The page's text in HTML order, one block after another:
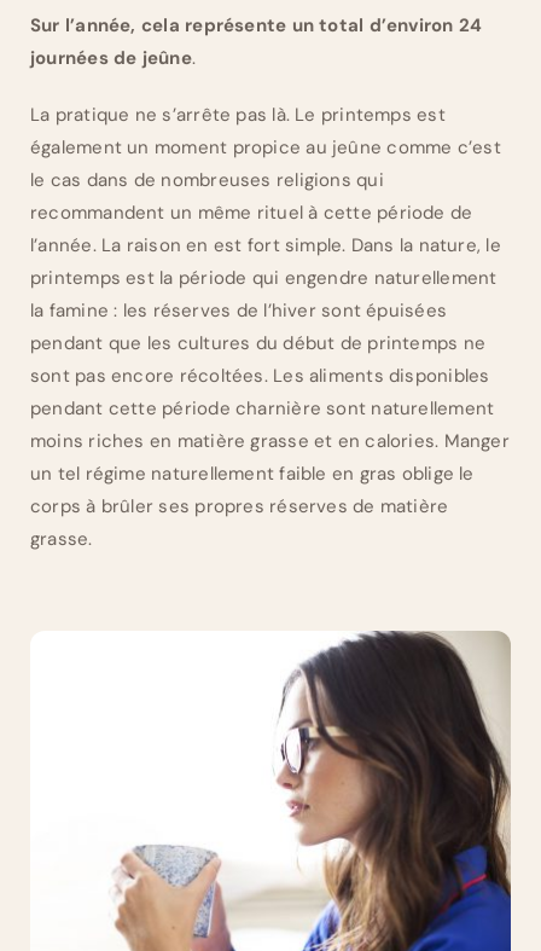
Sur l’année, cela représente un total d’environ 24
journées de jeûne.
La pratique ne s’arrête pas là. Le printemps est
également un moment propice au jeûne comme c’est
le cas dans de nombreuses religions qui
recommandent un même rituel à cette période de
l’année. La raison en est fort simple. Dans la nature, le
printemps est la période qui engendre naturellement
la famine : les réserves de l’hiver sont épuisées
pendant que les cultures du début de printemps ne
sont pas encore récoltées. Les aliments disponibles
pendant cette période charnière sont naturellement
moins riches en matière grasse et en calories. Manger
un tel régime naturellement faible en gras oblige le
corps à brûler ses propres réserves de matière
grasse.